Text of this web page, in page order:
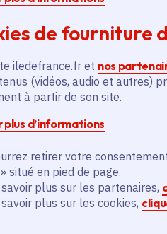
de fourniture
iledefrance.fr et nos
(vidéos, audio et autres)
à partir de son site.
d’informations
retirer votre
situé en pied de page.
plus sur les partenaires,
plus sur les cookies,
fête des
lors de la
particulière.
marionnettes
théâtre total,
© crédit Marie-
Vendredi 9